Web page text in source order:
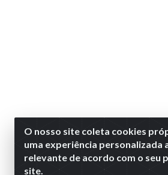
O nosso site coleta cookies
uma experiência
relevante de acordo com o seu
site.